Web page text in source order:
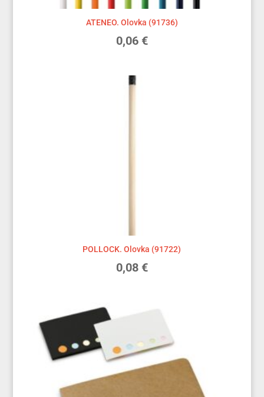
ATENEO. Olovka (91736)
0,06 €
POLLOCK. Olovka (91722)
0,08 €